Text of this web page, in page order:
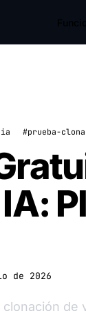
#prueba-
de 2026